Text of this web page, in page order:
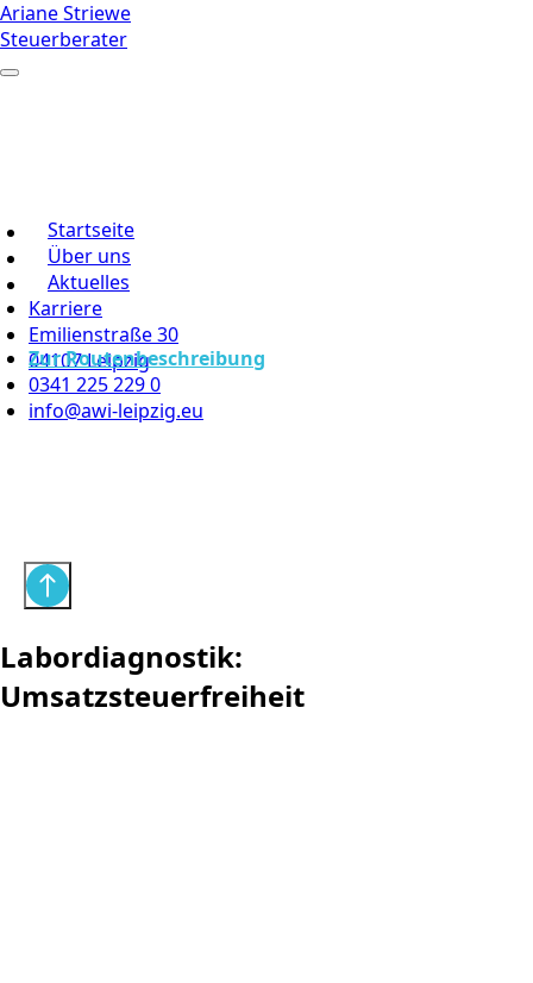
Ariane Striewe
Steuerberater
Startseite
Über uns
Aktuelles
Karriere
Emilienstraße 30
04107 Leipzig
Zur Routenbeschreibung
0341 225 229 0
info@awi-leipzig.eu
Labordiagnostik:
Umsatzsteuerfreiheit